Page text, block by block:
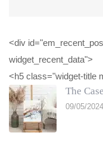
<div
widget_recent_data">
<h5 class="widget-title
The
09/05/2024